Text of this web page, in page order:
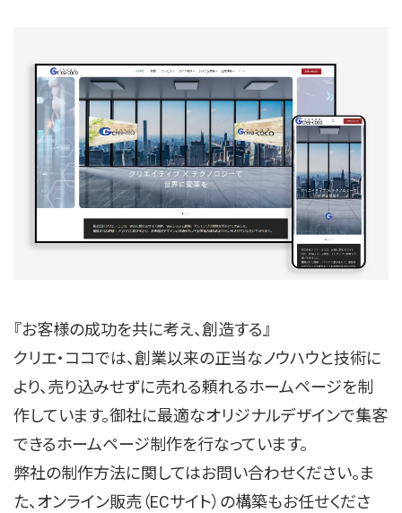
『お客様の成功を共に考え、創造する』
クリエ・ココでは、創業以来の正当なノウハウと技術に
より、売り込みせずに売れる頼れるホームページを制
作しています。御社に最適なオリジナルデザインで集客
できるホームページ制作を行なっています。
弊社の制作方法に関してはお問い合わせください。ま
た、オンライン販売（ECサイト）の構築もお任せくださ